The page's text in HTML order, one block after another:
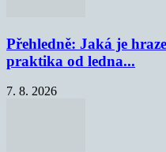
Přehledně: Jaká je
praktika od ledna...
7. 8. 2026